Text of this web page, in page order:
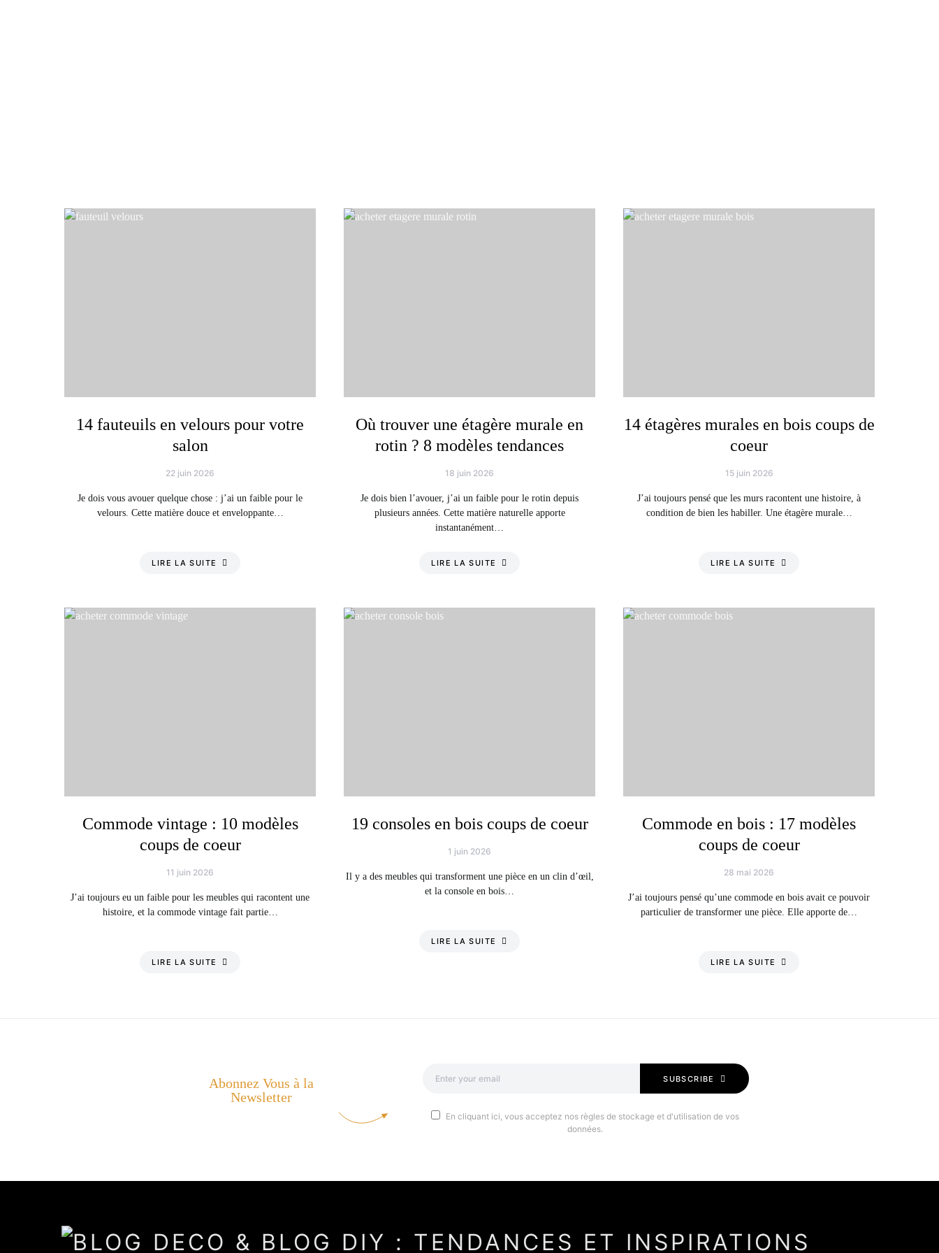
14 fauteuils en velours pour votre
salon
22 juin 2026
Je dois vous avouer quelque chose : j’ai un faible pour le
velours. Cette matière douce et enveloppante…
LIRE LA SUITE
Où trouver une étagère murale en
rotin ? 8 modèles tendances
18 juin 2026
Je dois bien l’avouer, j’ai un faible pour le rotin depuis
plusieurs années. Cette matière naturelle apporte
instantanément…
LIRE LA SUITE
14 étagères murales en bois coups de
coeur
15 juin 2026
J’ai toujours pensé que les murs racontent une histoire, à
condition de bien les habiller. Une étagère murale…
LIRE LA SUITE
Commode vintage : 10 modèles
coups de coeur
11 juin 2026
J’ai toujours eu un faible pour les meubles qui racontent une
histoire, et la commode vintage fait partie…
LIRE LA SUITE
19 consoles en bois coups de coeur
1 juin 2026
Il y a des meubles qui transforment une pièce en un clin d’œil,
et la console en bois…
LIRE LA SUITE
Commode en bois : 17 modèles
coups de coeur
28 mai 2026
J’ai toujours pensé qu’une commode en bois avait ce pouvoir
particulier de transformer une pièce. Elle apporte de…
LIRE LA SUITE
Abonnez Vous à la
Newsletter
SUBSCRIBE
En cliquant ici, vous acceptez nos règles de stockage et d'utilisation de vos
données.